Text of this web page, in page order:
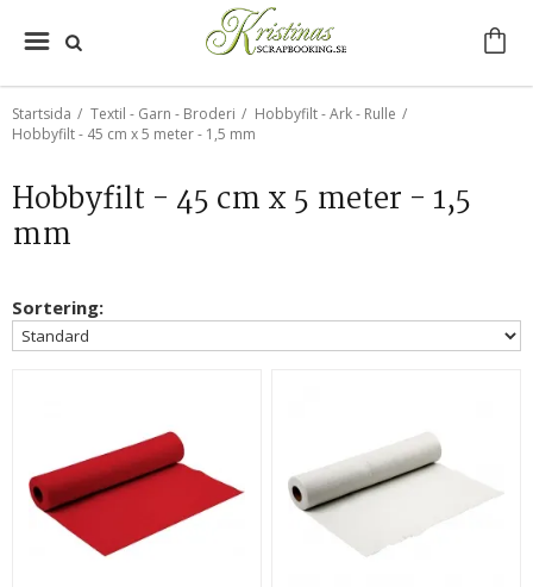
Startsida / Textil - Garn - Broderi / Hobbyfilt - Ark - Rulle /
Hobbyfilt - 45 cm x 5 meter - 1,5 mm
Hobbyfilt - 45 cm x 5 meter - 1,5
mm
Sortering: